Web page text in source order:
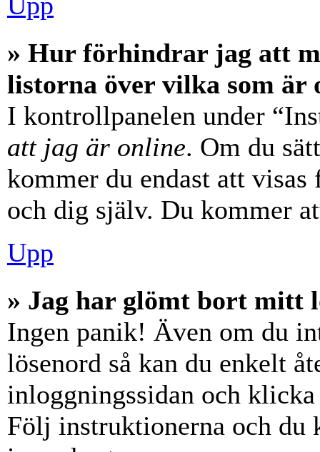
» Hur förhindrar jag att
listorna över vilka som är
I kontrollpanelen under
att jag är online. Om du
kommer du endast att
och dig själv. Du kommer
Upp
» Jag har glömt bort mitt
Ingen panik! Även om du
lösenord så kan du enkelt
inloggningssidan och
Följ instruktionerna och du